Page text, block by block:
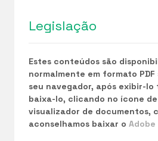
Legislação
Estes conteúdos são
normalmente em formato
seu navegador, após exibir-lo
baixa-lo, clicando no ícone
visualizador de documentos,
aconselhamos baixar o Adobe